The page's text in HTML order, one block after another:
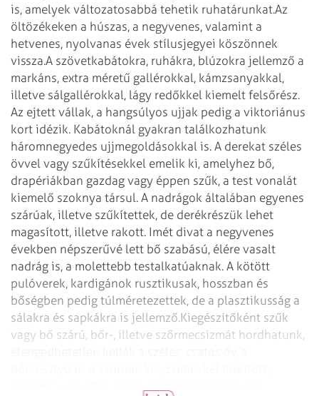
is, amelyek változatosabbá tehetik ruhatárunkat.Az
öltözékeken a húszas, a negyvenes, valamint a
hetvenes, nyolvanas évek stílusjegyei köszönnek
vissza.A szövetkabátokra, ruhákra, blúzokra jellemző a
markáns, extra méretű gallérokkal, kámzsanyakkal,
illetve sálgallérokkal, lágy redőkkel kiemelt felsőrész.
Az ejtett vállak, a hangsúlyos ujjak pedig a viktoriánus
kort idézik. Kabátoknál gyakran találkozhatunk
háromnegyedes ujjmegoldásokkal is. A derekat széles
övvel vagy szűkítésekkel emelik ki, amelyhez bő,
drapériákban gazdag vagy éppen szűk, a test vonalát
kiemelő szoknya társul. A nadrágok általában egyenes
szárúak, illetve szűkítettek, de derékrészük lehet
magasított, illetve rakott. Imét divat a negyvenes
években népszerűvé lett bő szabású, élére vasalt
nadrág is, a molettebb testalkatúaknak. A kötött
pulóverek, kardigánok rusztikusak, hosszban és
bőségben pedig túlméretezettek, de a plasztikusság a
sálakra és sapkákra is jellemző.Kiegészítőként szűk
vagy bő szárú, bőr-, illetve szőrmecsizmát hordhatunk,